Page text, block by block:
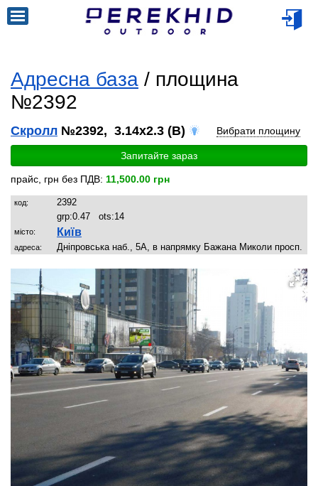
Адресна база / площина
№2392
Скролл №2392, 3.14x2.3 (B) Вибрати площину
Запитайте зараз
прайс, грн без ПДВ: 11,500.00 грн
код:
2392
grp:0.47 ots:14
місто: Київ
адреса: Дніпровська наб., 5А, в напрямку Бажана Миколи просп.